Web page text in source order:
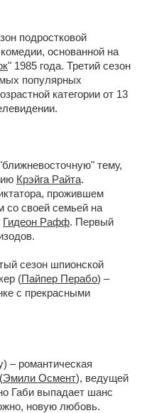
подростковой
основанной на
" 1985 года. Третий сезон
популярных
категории от 13
тему,
Крэйга Райта.
прожившем
своей семьей на
Гидеон Рафф. Первый
сезон шпионской
(Пайпер Перабо) –
с прекрасными
– романтическая
Эмили Осмент), ведущей
Габи выпадает шанс
новую любовь.